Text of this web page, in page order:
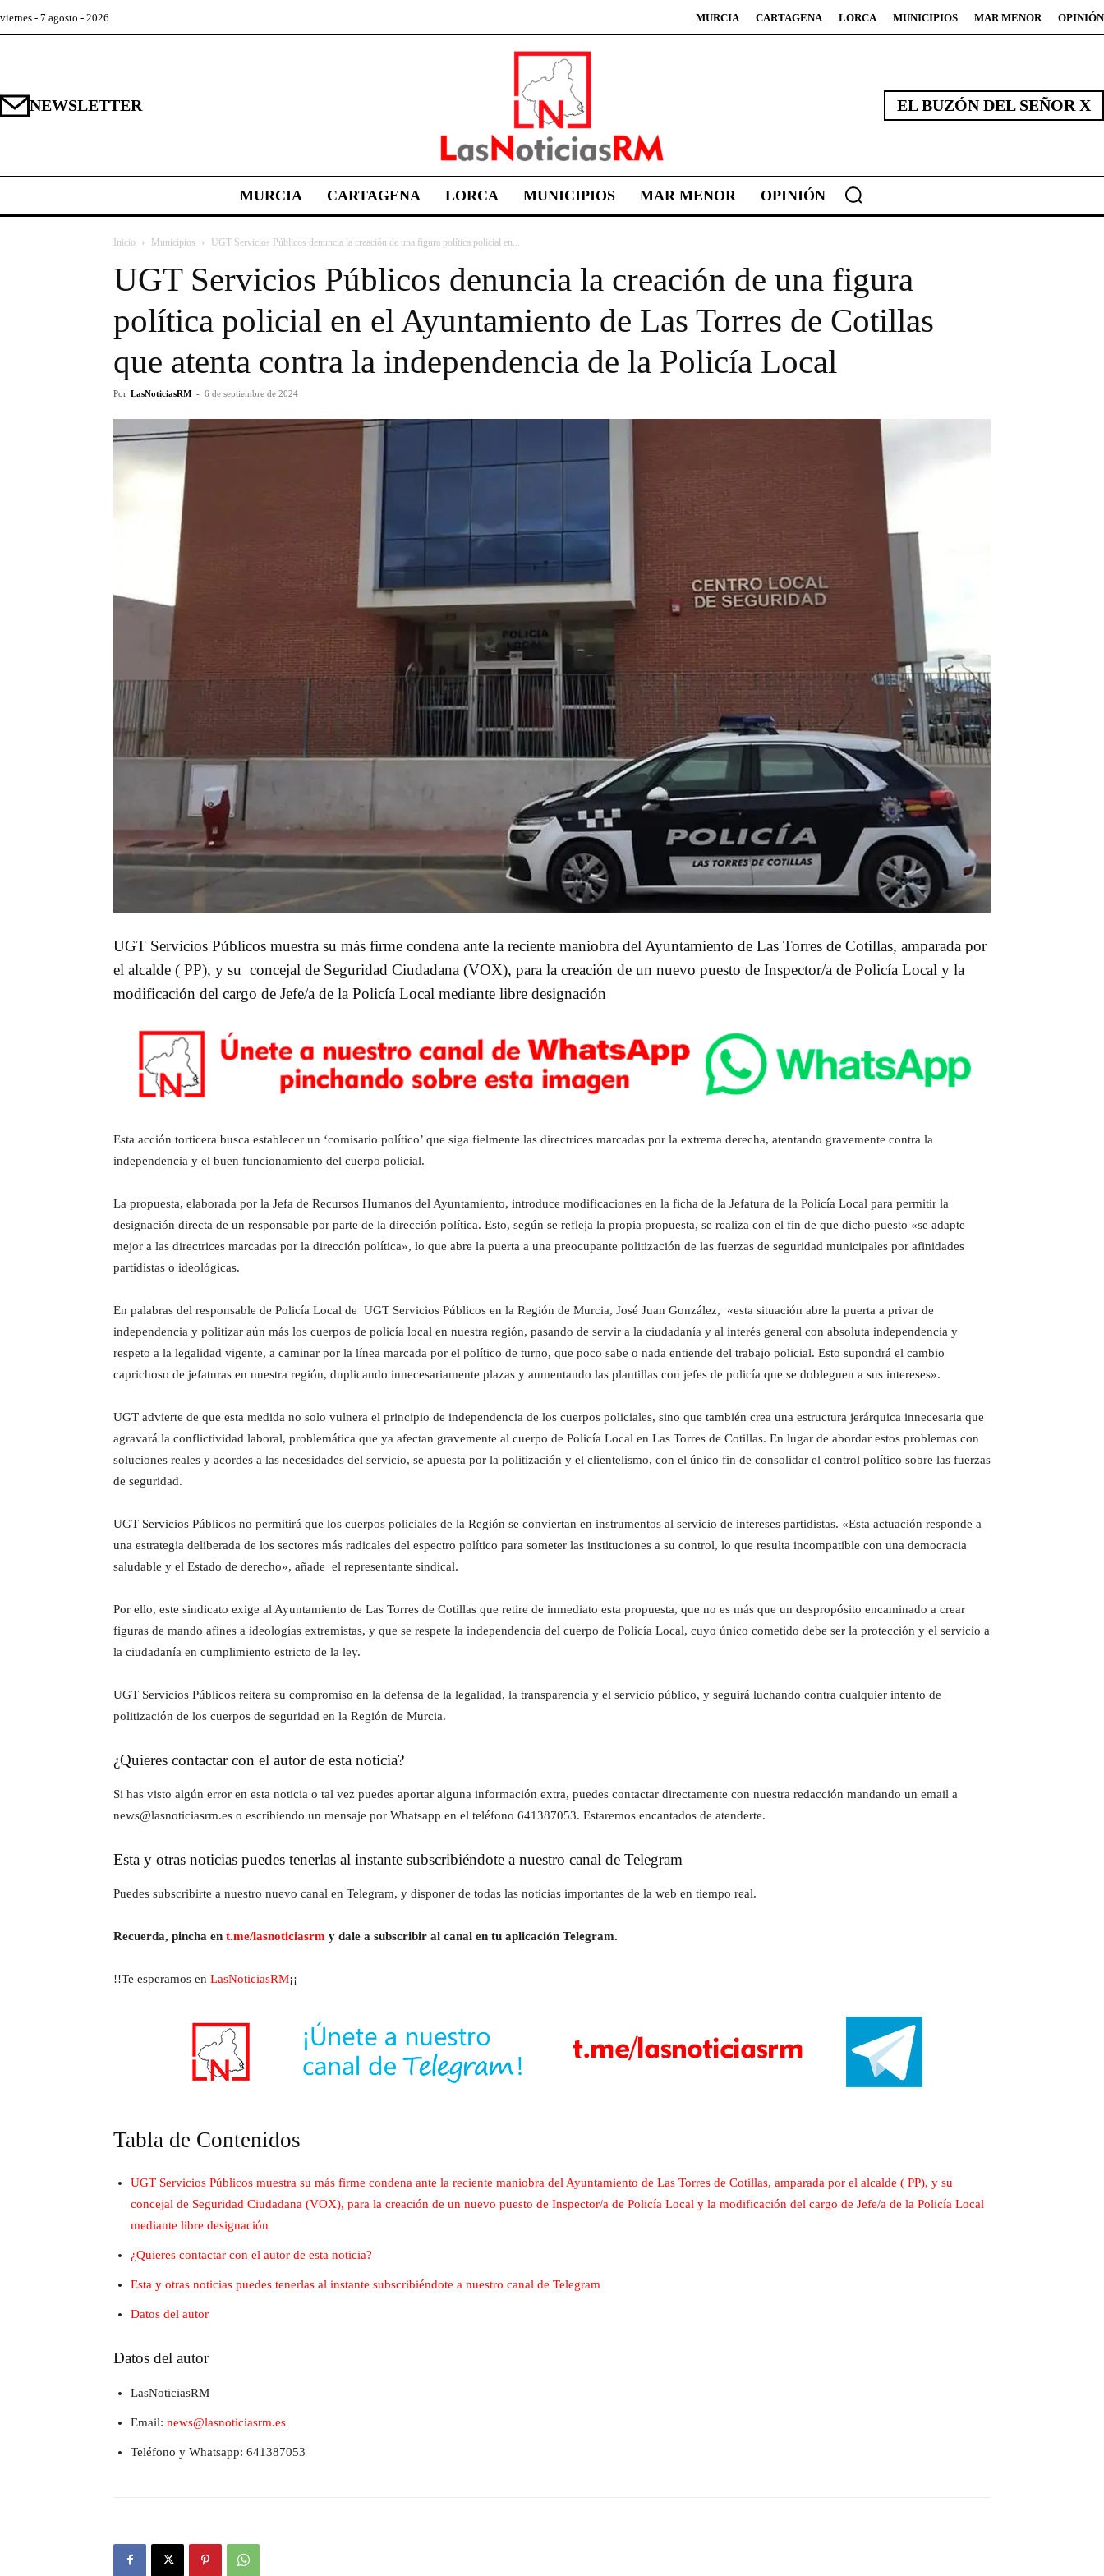
viernes - 7 agosto - 2026 MURCIA CARTAGENA LORCA MUNICIPIOS MAR MENOR OPINIÓN
NEWSLETTER EL BUZÓN DEL SEÑOR X
MURCIA CARTAGENA LORCA MUNICIPIOS MAR MENOR OPINIÓN
Inicio Municipios UGT Servicios Públicos denuncia la creación de una figura política policial en...
UGT Servicios Públicos denuncia la creación de una figura
política policial en el Ayuntamiento de Las Torres de Cotillas
que atenta contra la independencia de la Policía Local
Por LasNoticiasRM - 6 de septiembre de 2024
UGT Servicios Públicos muestra su más firme condena ante la reciente maniobra del Ayuntamiento de Las Torres de Cotillas, amparada por
el alcalde ( PP), y su concejal de Seguridad Ciudadana (VOX), para la creación de un nuevo puesto de Inspector/a de Policía Local y la
modificación del cargo de Jefe/a de la Policía Local mediante libre designación
Esta acción torticera busca establecer un ‘comisario político’ que siga fielmente las directrices marcadas por la extrema derecha, atentando gravemente contra la
independencia y el buen funcionamiento del cuerpo policial.
La propuesta, elaborada por la Jefa de Recursos Humanos del Ayuntamiento, introduce modificaciones en la ficha de la Jefatura de la Policía Local para permitir la
designación directa de un responsable por parte de la dirección política. Esto, según se refleja la propia propuesta, se realiza con el fin de que dicho puesto «se adapte
mejor a las directrices marcadas por la dirección política», lo que abre la puerta a una preocupante politización de las fuerzas de seguridad municipales por afinidades
partidistas o ideológicas.
En palabras del responsable de Policía Local de UGT Servicios Públicos en la Región de Murcia, José Juan González, «esta situación abre la puerta a privar de
independencia y politizar aún más los cuerpos de policía local en nuestra región, pasando de servir a la ciudadanía y al interés general con absoluta independencia y
respeto a la legalidad vigente, a caminar por la línea marcada por el político de turno, que poco sabe o nada entiende del trabajo policial. Esto supondrá el cambio
caprichoso de jefaturas en nuestra región, duplicando innecesariamente plazas y aumentando las plantillas con jefes de policía que se dobleguen a sus intereses».
UGT advierte de que esta medida no solo vulnera el principio de independencia de los cuerpos policiales, sino que también crea una estructura jerárquica innecesaria que
agravará la conflictividad laboral, problemática que ya afectan gravemente al cuerpo de Policía Local en Las Torres de Cotillas. En lugar de abordar estos problemas con
soluciones reales y acordes a las necesidades del servicio, se apuesta por la politización y el clientelismo, con el único fin de consolidar el control político sobre las fuerzas
de seguridad.
UGT Servicios Públicos no permitirá que los cuerpos policiales de la Región se conviertan en instrumentos al servicio de intereses partidistas. «Esta actuación responde a
una estrategia deliberada de los sectores más radicales del espectro político para someter las instituciones a su control, lo que resulta incompatible con una democracia
saludable y el Estado de derecho», añade el representante sindical.
Por ello, este sindicato exige al Ayuntamiento de Las Torres de Cotillas que retire de inmediato esta propuesta, que no es más que un despropósito encaminado a crear
figuras de mando afines a ideologías extremistas, y que se respete la independencia del cuerpo de Policía Local, cuyo único cometido debe ser la protección y el servicio a
la ciudadanía en cumplimiento estricto de la ley.
UGT Servicios Públicos reitera su compromiso en la defensa de la legalidad, la transparencia y el servicio público, y seguirá luchando contra cualquier intento de
politización de los cuerpos de seguridad en la Región de Murcia.
¿Quieres contactar con el autor de esta noticia?
Si has visto algún error en esta noticia o tal vez puedes aportar alguna información extra, puedes contactar directamente con nuestra redacción mandando un email a
news@lasnoticiasrm.es o escribiendo un mensaje por Whatsapp en el teléfono 641387053. Estaremos encantados de atenderte.
Esta y otras noticias puedes tenerlas al instante subscribiéndote a nuestro canal de Telegram
Puedes subscribirte a nuestro nuevo canal en Telegram, y disponer de todas las noticias importantes de la web en tiempo real.
Recuerda, pincha en t.me/lasnoticiasrm y dale a subscribir al canal en tu aplicación Telegram.
!!Te esperamos en LasNoticiasRM¡¡
Tabla de Contenidos
UGT Servicios Públicos muestra su más firme condena ante la reciente maniobra del Ayuntamiento de Las Torres de Cotillas, amparada por el alcalde ( PP), y su
concejal de Seguridad Ciudadana (VOX), para la creación de un nuevo puesto de Inspector/a de Policía Local y la modificación del cargo de Jefe/a de la Policía Local
mediante libre designación
¿Quieres contactar con el autor de esta noticia?
Esta y otras noticias puedes tenerlas al instante subscribiéndote a nuestro canal de Telegram
Datos del autor
Datos del autor
LasNoticiasRM
Email: news@lasnoticiasrm.es
Teléfono y Whatsapp: 641387053